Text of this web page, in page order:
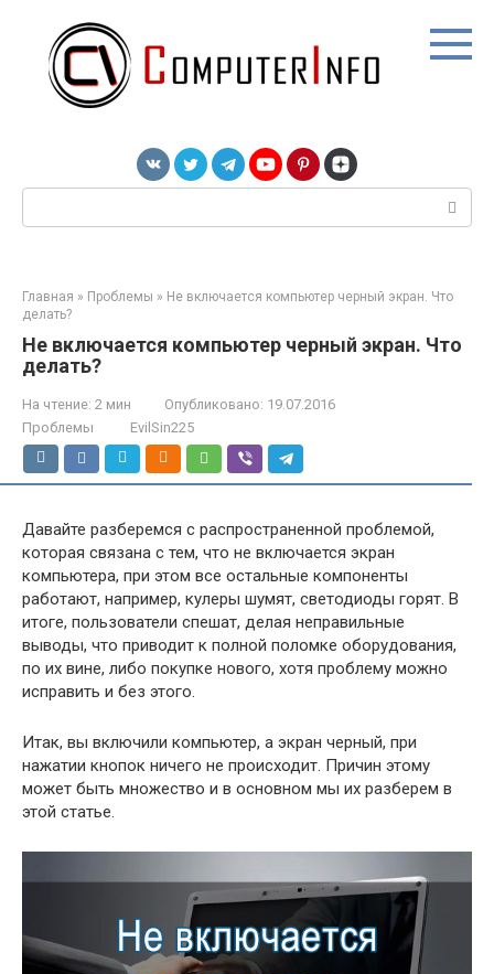
контенту
Главная » Проблемы » Не включается компьютер черный экран. Что
делать?
Не включается компьютер черный экран. Что
делать?
На чтение: 2 мин Опубликовано: 19.07.2016
Проблемы
EvilSin225
Давайте разберемся с распространенной проблемой,
которая связана с тем, что не включается экран
компьютера, при этом все остальные компоненты
работают, например, кулеры шумят, светодиоды горят. В
итоге, пользователи спешат, делая неправильные
выводы, что приводит к полной поломке оборудования,
по их вине, либо покупке нового, хотя проблему можно
исправить и без этого.
Итак, вы включили компьютер, а экран черный, при
нажатии кнопок ничего не происходит. Причин этому
может быть множество и в основном мы их разберем в
этой статье.